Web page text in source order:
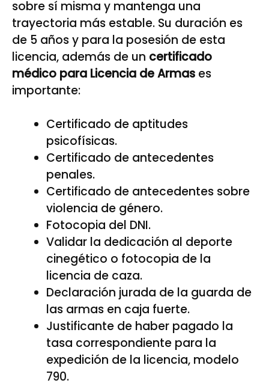
sobre sí misma y mantenga una
trayectoria más estable. Su duración es
de 5 años y para la posesión de esta
licencia, además de un certificado
médico para Licencia de Armas es
importante:
Certificado de aptitudes
psicofísicas.
Certificado de antecedentes
penales.
Certificado de antecedentes sobre
violencia de género.
Fotocopia del DNI.
Validar la dedicación al deporte
cinegético o fotocopia de la
licencia de caza.
Declaración jurada de la guarda de
las armas en caja fuerte.
Justificante de haber pagado la
tasa correspondiente para la
expedición de la licencia, modelo
790.